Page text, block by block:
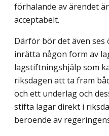
förhalande av ärendet
acceptabelt.
Därför bör det även
inrätta någon form av
lagstiftningshjälp som
riksdagen att ta fram
och ett underlag och
stifta lagar direkt i
beroende av